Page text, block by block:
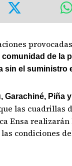
comunidad de la
sin el suministro
Garachiné, Piña
las cuadrillas
Ensa realizarán
condiciones